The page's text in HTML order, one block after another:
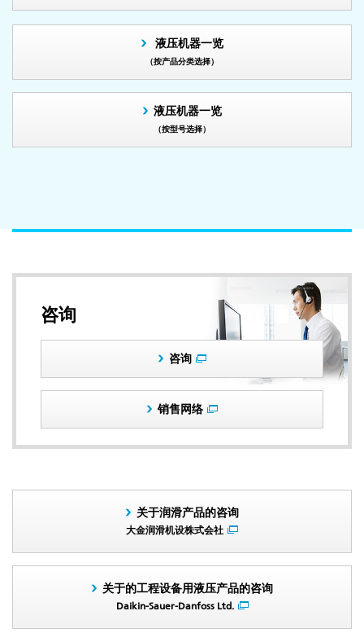
液压机器一览
（按产品分类选择）
液压机器一览
（按型号选择）
咨询
咨询
销售网络
关于润滑产品的咨询
大金润滑机设株式会社
关于的工程设备用液压产品的咨询
Daikin-Sauer-Danfoss Ltd.